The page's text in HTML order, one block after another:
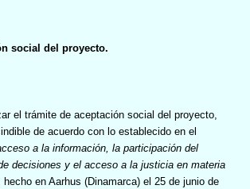
social del proyecto.
el trámite de aceptación social del proyecto,
de acuerdo con lo establecido en el
a la información, la participación del
decisiones y el acceso a la justicia en materia
, hecho en Aarhus (Dinamarca) el 25 de junio de